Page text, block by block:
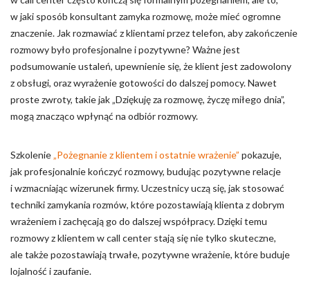
w jaki sposób konsultant zamyka rozmowę, może mieć ogromne
znaczenie. Jak rozmawiać z klientami przez telefon, aby zakończenie
rozmowy było profesjonalne i pozytywne? Ważne jest
podsumowanie ustaleń, upewnienie się, że klient jest zadowolony
z obsługi, oraz wyrażenie gotowości do dalszej pomocy. Nawet
proste zwroty, takie jak „Dziękuję za rozmowę, życzę miłego dnia”,
mogą znacząco wpłynąć na odbiór rozmowy.
Szkolenie„Pożegnanie z klientem i ostatnie wrażenie” pokazuje,
jak profesjonalnie kończyć rozmowy, budując pozytywne relacje
i wzmacniając wizerunek firmy. Uczestnicy uczą się, jak stosować
techniki zamykania rozmów, które pozostawiają klienta z dobrym
wrażeniem i zachęcają go do dalszej współpracy. Dzięki temu
rozmowy z klientem w call center stają się nie tylko skuteczne,
ale także pozostawiają trwałe, pozytywne wrażenie, które buduje
lojalność i zaufanie.